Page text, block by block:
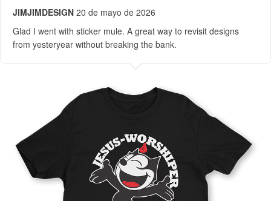
JIMJIMDESIGN 20 de mayo de 2026
Glad I went with sticker mule. A great way to revisit designs
from yesteryear without breaking the bank.